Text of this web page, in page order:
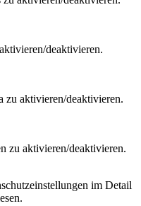
deaktivieren.
zu aktivieren/deaktivieren.
zu aktivieren/deaktivieren.
im Detail